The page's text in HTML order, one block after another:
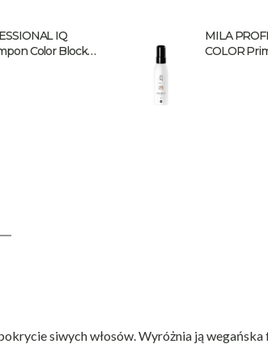
IQ
Color Block
MILA
COLOR
siwych włosów. Wyróżnia ją